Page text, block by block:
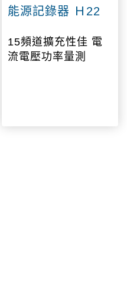
能源記錄器 Ｈ22
15頻道擴充性佳 電
流電壓功率量測